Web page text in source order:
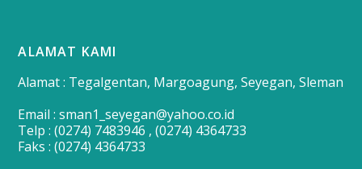
ALAMAT KAMI
Alamat : Tegalgentan, Margoagung, Seyegan, Sleman
Email : sman1_seyegan@yahoo.co.id
Telp : (0274) 7483946 , (0274) 4364733
Faks : (0274) 4364733